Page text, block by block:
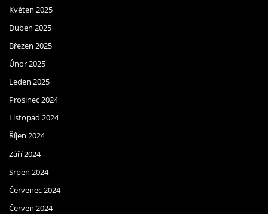
Květen 2025
Duben 2025
Březen 2025
Únor 2025
Leden 2025
Prosinec 2024
Listopad 2024
Říjen 2024
Září 2024
Srpen 2024
Červenec 2024
Červen 2024